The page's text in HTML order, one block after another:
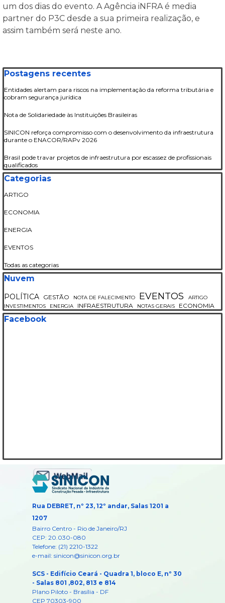
um dos dias do evento. A Agência iNFRA é media
partner do P3C desde a sua primeira realização, e
assim também será neste ano.
Pular bloco Postagens recentes
Postagens recentes
Entidades alertam para riscos na implementação da reforma tributária e
cobram segurança jurídica
Nota de Solidariedade às Instituições Brasileiras
SINICON reforça compromisso com o desenvolvimento da infraestrutura
durante o ENACOR/RAPv 2026
Brasil pode travar projetos de infraestrutura por escassez de profissionais
qualificados
Pular bloco Categorias
Categorias
ARTIGO
ECONOMIA
ENERGIA
EVENTOS
Todas as categorias
Pular bloco Nuvem
Nuvem
POLÍTICA GESTÃO NOTA DE FALECIMENTO EVENTOS
ARTIGO
INVESTIMENTOS
ENERGIA INFRAESTRUTURA NOTAS GERAIS ECONOMIA
Pular bloco Facebook
Facebook
Rua DEBRET, nº 23, 12º andar, Salas 1201 a
1207
Bairro Centro - Rio de Janeiro/RJ
CEP: 20.030-080
Telefone: (21) 2210-1322
e-mail: sinicon@sinicon.org.br
SCS - Edifício Ceará - Quadra 1, bloco E, nº 30
- Salas 801 ,802, 813 e 814
Plano Piloto - Brasília - DF
CEP 70303-900